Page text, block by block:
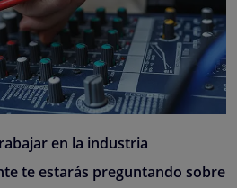
en la industria
te estarás preguntando sobre